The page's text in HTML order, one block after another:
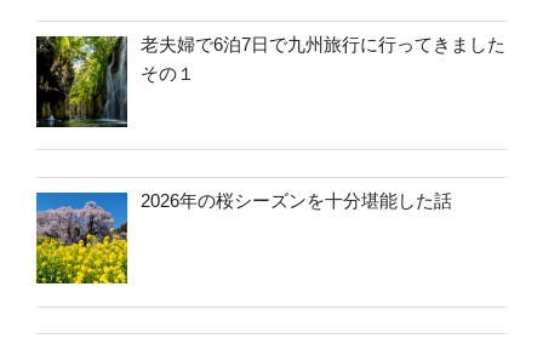
老夫婦で6泊7日で九州旅行に行ってきました
その１
2026年の桜シーズンを十分堪能した話